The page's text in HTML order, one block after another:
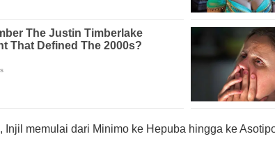
Injil memulai dari Minimo ke Hepuba hingga ke